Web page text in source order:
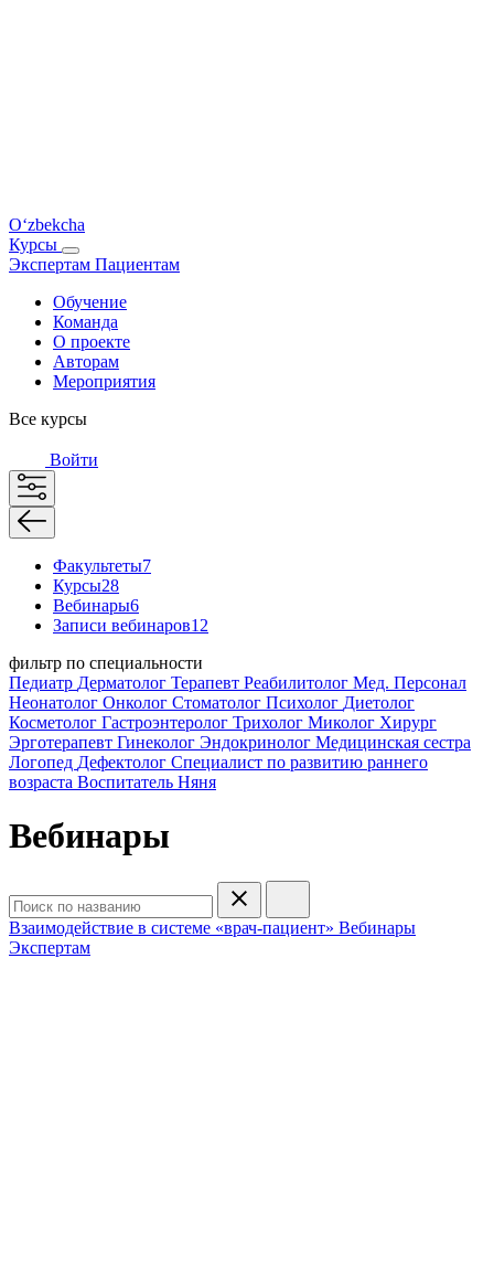
O‘zbekcha
Курсы
Экспертам Пациентам
Обучение
Команда
О проекте
Авторам
Мероприятия
Все курсы
Войти
Факультеты7
Курсы28
Вебинары6
Записи вебинаров12
фильтр по специальности
Педиатр Дерматолог Терапевт Реабилитолог Мед. Персонал
Неонатолог Онколог Стоматолог Психолог Диетолог
Косметолог Гастроэнтеролог Трихолог Миколог Хирург
Эрготерапевт Гинеколог Эндокринолог Медицинская сестра
Логопед Дефектолог Специалист по развитию раннего
возраста Воспитатель Няня
Вебинары
Взаимодействие в системе «врач-пациент» Вебинары
Экспертам